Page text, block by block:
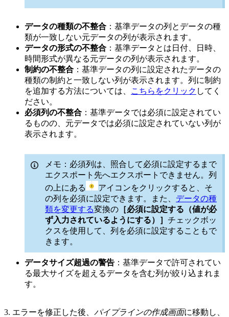
データの種類の不整合 ：基準データの列とデータの種
類が一致しない元データの列が表示されます。
データの形式の不整合 ：基準データとは日付、日時、
時間形式が異なる元データの列が表示されます。
制約の不整合 ：基準データの列に設定されたデータの
種類の制約と一致しない列が表示されます。列に制約
を追加する方法については、
こちらをクリック してく
ださい。
必須列の不整合 ：基準データでは必須に設定されてい
るものの、元データでは必須に設定されていない列が
表示されます。
メモ：必須列は、照合して必須に設定するまで
エクスポート先へエクスポートできません。列
の上にある
アイコンをクリックすると、そ
の列を必須に設定できます。また、 データの種
類を変更する変換の ［必須に設定する（値が必
ず入力されているようにする）］ チェックボッ
クスを使用して、列を必須に設定することもで
きます。
データサイズ超過の警告 ：基準データで許可されてい
る最大サイズを超えるデータを含む列が絞り込まれま
す。
3. エラーを修正した後、 パイプラインの作成画面に移動し、